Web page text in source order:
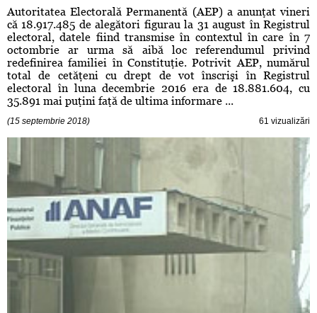
Autoritatea Electorală Permanentă (AEP) a anunţat vineri
că 18.917.485 de alegători figurau la 31 august în Registrul
electoral, datele fiind transmise în contextul în care în 7
octombrie ar urma să aibă loc referendumul privind
redefinirea familiei în Constituţie. Potrivit AEP, numărul
total de cetăţeni cu drept de vot înscrişi în Registrul
electoral în luna decembrie 2016 era de 18.881.604, cu
35.891 mai puţini faţă de ultima informare ...
(15 septembrie 2018) 61 vizualizări